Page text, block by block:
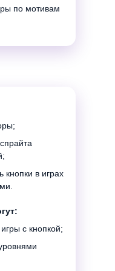
по мотивам
кнопки в играх
с кнопкой;